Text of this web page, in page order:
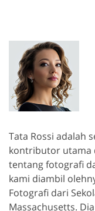
Tata Rossi adalah
kontributor utama
tentang fotografi
kami diambil
Fotografi dari
Massachusetts.